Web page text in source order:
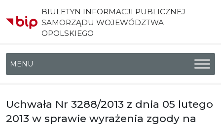
BIULETYN INFORMACJI PUBLICZNEJ
SAMORZĄDU WOJEWÓDZTWA
OPOLSKIEGO
Menu główne
Uchwała Nr 3288/2013 z dnia 05 lutego
2013 w sprawie wyrażenia zgody na